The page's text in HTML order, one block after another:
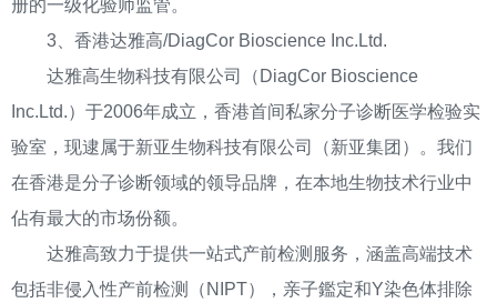
册的一级化验师监管。
3、香港达雅高/DiagCor Bioscience Inc.Ltd.
达雅高生物科技有限公司（DiagCor Bioscience
Inc.Ltd.）于2006年成立，⾹港⾸间私家分⼦诊断医学检验实
验室，现逮属于新亚生物科技有限公司（新亚集团）。我们
在香港是分子诊断领域的领导品牌，在本地生物技术行业中
佔有最大的市场份额。
达雅高致力于提供一站式产前检测服务，涵盖高端技术
包括非侵入性产前检测（NIPT），亲子鑑定和Y染色体排除